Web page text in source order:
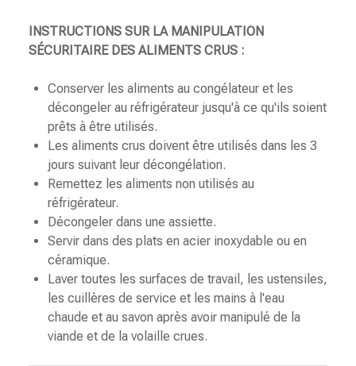
INSTRUCTIONS SUR LA MANIPULATION
SÉCURITAIRE DES ALIMENTS CRUS :
Conserver les aliments au congélateur et les
décongeler au réfrigérateur jusqu'à ce qu'ils soient
prêts à être utilisés.
Les aliments crus doivent être utilisés dans les 3
jours suivant leur décongélation.
Remettez les aliments non utilisés au
réfrigérateur.
Décongeler dans une assiette.
Servir dans des plats en acier inoxydable ou en
céramique.
Laver toutes les surfaces de travail, les ustensiles,
les cuillères de service et les mains à l'eau
chaude et au savon après avoir manipulé de la
viande et de la volaille crues.